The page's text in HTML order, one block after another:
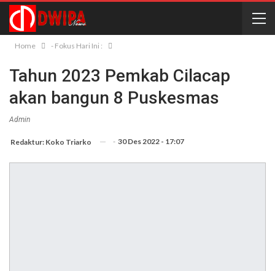
Home - Fokus Hari Ini :
Tahun 2023 Pemkab Cilacap
akan bangun 8 Puskesmas
Admin
Redaktur: Koko Triarko - 30 Des 2022 - 17:07